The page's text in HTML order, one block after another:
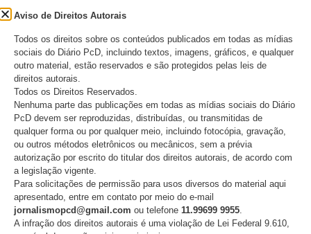
Salvar meus dados neste navegador para a
próxima vez que eu comentar.
Aviso de Direitos Autorais
Todos os direitos sobre os conteúdos publicados em todas as mídias
sociais do Diário PcD, incluindo textos, imagens, gráficos, e qualquer
outro material, estão reservados e são protegidos pelas leis de
direitos autorais.
Todos os Direitos Reservados.
Nenhuma parte das publicações em todas as mídias sociais do Diário
PcD devem ser reproduzidas, distribuídas, ou transmitidas de
qualquer forma ou por qualquer meio, incluindo fotocópia, gravação,
ou outros métodos eletrônicos ou mecânicos, sem a prévia
autorização por escrito do titular dos direitos autorais, de acordo com
a legislação vigente.
Para solicitações de permissão para usos diversos do material aqui
apresentado, entre em contato por meio do e-mail
jornalismopcd@gmail.com ou telefone 11.99699 9955
A infração dos direitos autorais é uma violação de Lei Federal 9.610,